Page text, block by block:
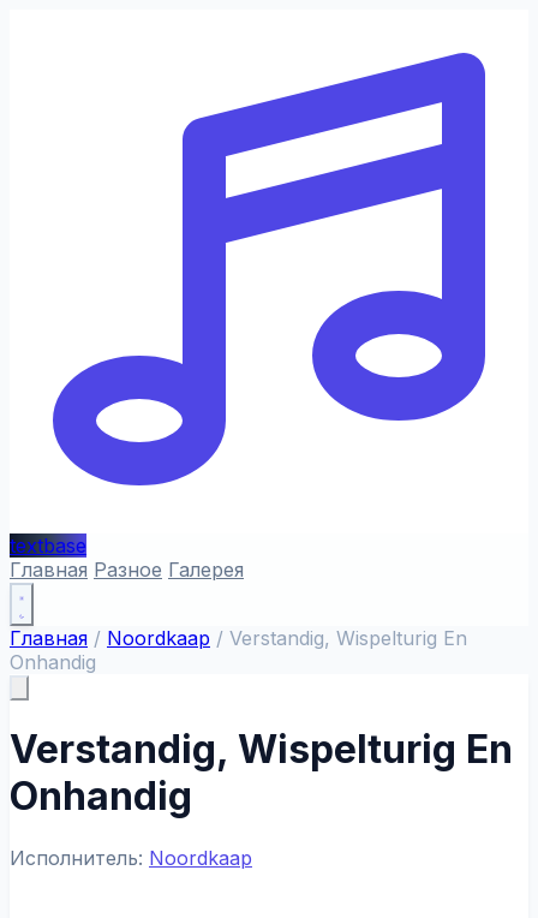
textbase
Главная Разное Галерея
Главная / Noordkaap / Verstandig, Wispelturig En
Onhandig
Verstandig, Wispelturig En
Onhandig
Исполнитель: Noordkaap